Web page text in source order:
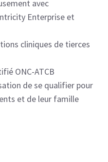
avec
Enterprise et
cliniques de tierces
ONC-ATCB
de se qualifier pour
et de leur famille